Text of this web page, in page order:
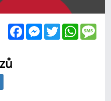
FacebookMessenger
Twitter